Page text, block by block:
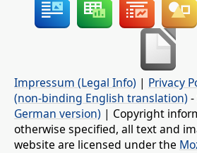
Impressum (Legal Info) | Privacy
(non-binding English translation) -
German version) | Copyright
otherwise specified, all text and
website are licensed under the